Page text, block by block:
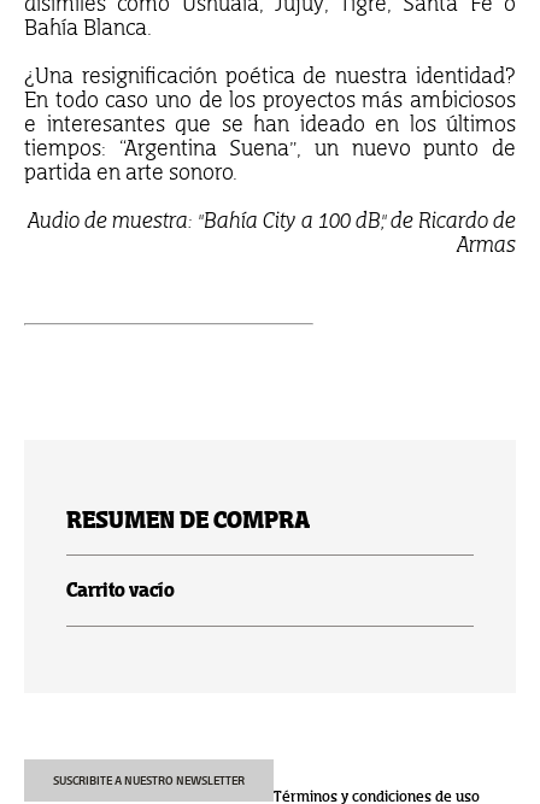
Bahía Blanca.
¿Una resignificación poética de nuestra identidad?
En todo caso uno de los proyectos más ambiciosos
e interesantes que se han ideado en los últimos
tiempos: “Argentina Suena”, un nuevo punto de
partida en arte sonoro.
Audio de muestra: "Bahía City a 100 dB", de Ricardo de
Armas
RESUMEN DE COMPRA
Carrito vacío
SUSCRIBITE A NUESTRO NEWSLETTER
Términos y condiciones de uso